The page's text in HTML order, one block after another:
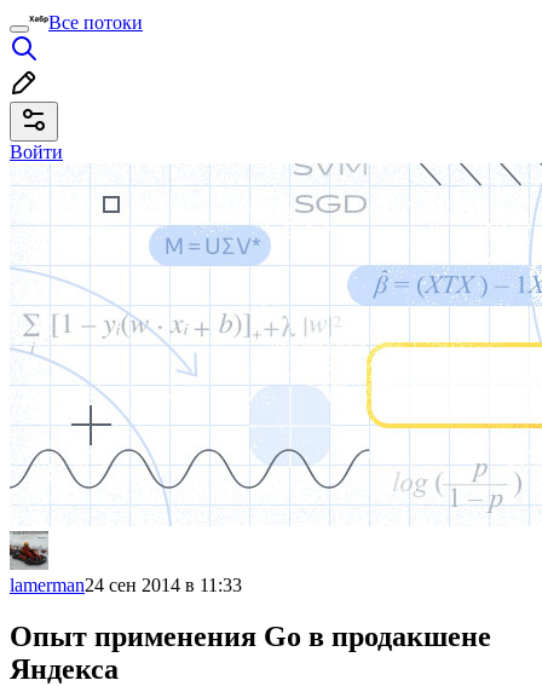
Все потоки
Войти
lamerman24 сен 2014 в 11:33
Опыт применения Go в продакшене
Яндекса